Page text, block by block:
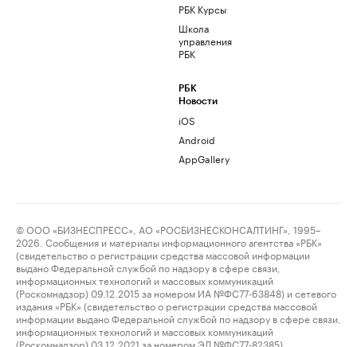
РБК Курсы
Школа
управления
РБК
РБК
Новости
iOS
Android
AppGallery
© ООО «БИЗНЕСПРЕСС», АО «РОСБИЗНЕСКОНСАЛТИНГ», 1995–
2026. Сообщения и материалы информационного агентства «РБК»
(свидетельство о регистрации средства массовой информации
выдано Федеральной службой по надзору в сфере связи,
информационных технологий и массовых коммуникаций
(Роскомнадзор) 09.12.2015 за номером ИА №ФС77-63848) и сетевого
издания «РБК» (свидетельство о регистрации средства массовой
информации выдано Федеральной службой по надзору в сфере связи,
информационных технологий и массовых коммуникаций
(Роскомнадзор) 03.12.2021 за номером ЭЛ №ФС77-82385)